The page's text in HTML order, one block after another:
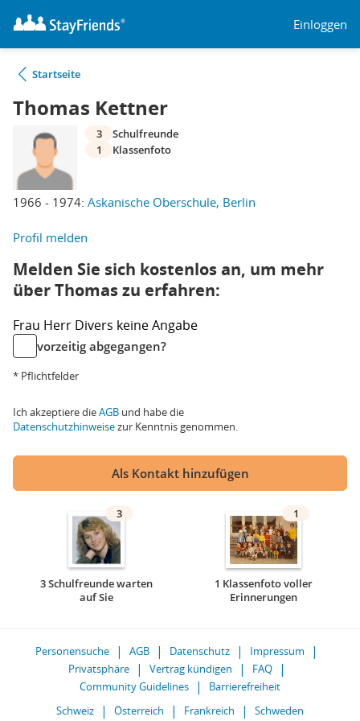
Einloggen
Startseite
Thomas Kettner
1966 - 1974: Askanische Oberschule, Berlin
3
Schulfreunde
1
Klassenfoto
Profil melden
Melden Sie sich kostenlos an, um mehr
über Thomas zu erfahren:
Frau Herr Divers keine Angabe
vorzeitig abgegangen?
* Pflichtfelder
Ich akzeptiere dieAGB und habe die
Datenschutzhinweisezur Kenntnis genommen.
Als Kontakt hinzufügen
3
3 Schulfreunde warten
auf Sie
1
1 Klassenfoto voller
Erinnerungen
Personensuche AGB Datenschutz
Impressum
Privatsphäre
Vertrag kündigen
FAQ
Community Guidelines
Barrierefreiheit
Schweiz
Österreich Frankreich Schweden